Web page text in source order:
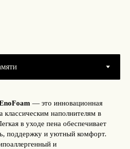
— это инновационная
классическим наполнителям в
в уходе пена обеспечивает
поддержку и уютный комфорт.
и